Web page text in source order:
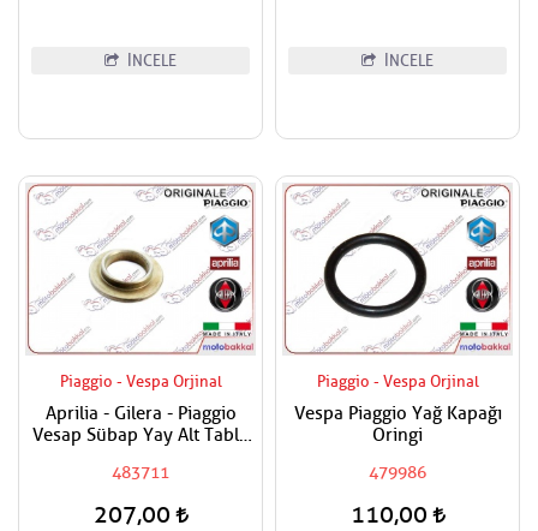
İNCELE İNCELE
Piaggio - Vespa Orjinal
Aprilia - Gilera - Piaggio
Vesap Sübap Yay Alt Tabla
483711
207,00
Piaggio - Vespa Orjinal
Vespa Piaggio Yağ Kapağı
Oringi
479986
110,00